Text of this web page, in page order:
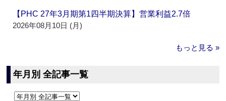
【PHC 27年3月期第1四半期決算】営業利益2.7倍
2026年08月10日 (月)
もっと見る »
年月別 全記事一覧